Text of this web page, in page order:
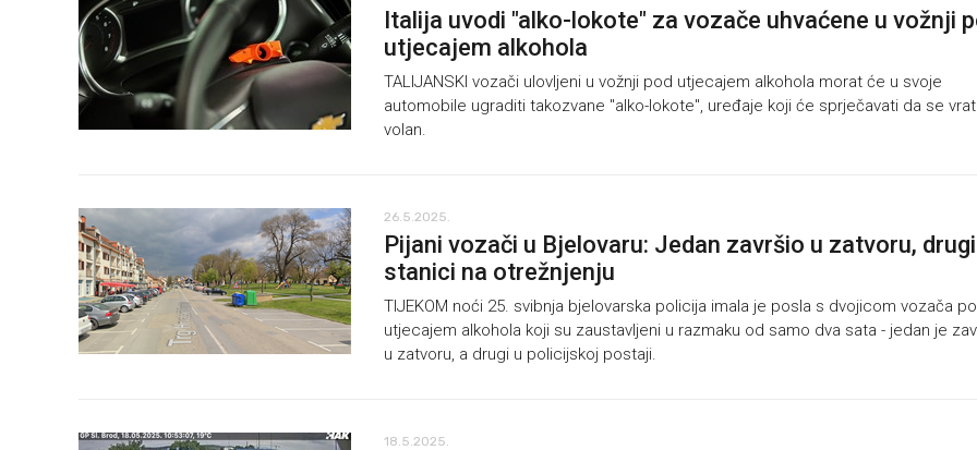
Italija uvodi "alko-lokote" za vozače uhvaćene u vožnji
utjecajem alkohola
TALIJANSKI vozači ulovljeni u vožnji pod utjecajem alkohola morat će u svoje
automobile ugraditi takozvane "alko-lokote", uređaje koji će sprječavati da se
volan.
26.5.2025.
Pijani vozači u Bjelovaru: Jedan završio u zatvoru,
stanici na otrežnjenju
TIJEKOM noći 25. svibnja bjelovarska policija imala je posla s dvojicom vozača
utjecajem alkohola koji su zaustavljeni u razmaku od samo dva sata - jedan je
u zatvoru, a drugi u policijskoj postaji.
18.5.2025.